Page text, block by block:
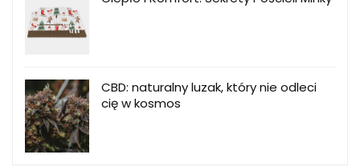
CBD: naturalny luzak, który nie odleci
cię w kosmos